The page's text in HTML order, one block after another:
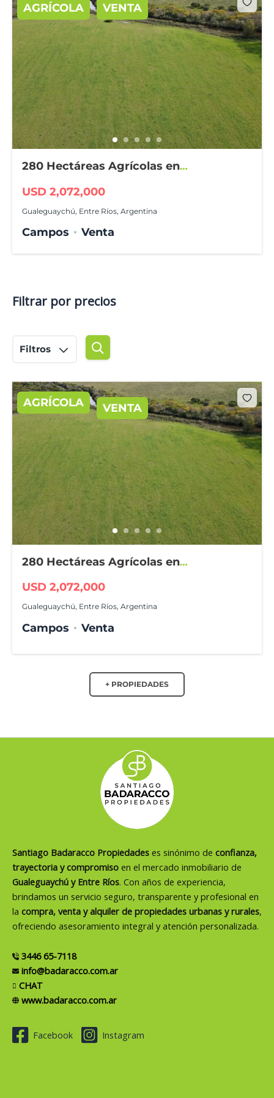
AGRÍCOLA VENTA
280 Hectáreas Agrícolas en
USD 2,072,000
Gualeguaychú, Entre Ríos, Argentina
Campos Venta
Filtrar por precios
Filtros
AGRÍCOLA VENTA
280 Hectáreas Agrícolas en
USD 2,072,000
Gualeguaychú, Entre Ríos, Argentina
Campos Venta
+ PROPIEDADES
Santiago Badaracco Propiedades es sinónimo de confianza,
trayectoria y compromiso en el mercado inmobiliario de
Gualeguaychú y Entre Ríos. Con años de experiencia,
brindamos un servicio seguro, transparente y profesional en
la compra, venta y alquiler de propiedades urbanas y rurales,
ofreciendo asesoramiento integral y atención personalizada.
3446 65-7118
info@badaracco.com.ar
CHAT
www.badaracco.com.ar
Facebook Instagram